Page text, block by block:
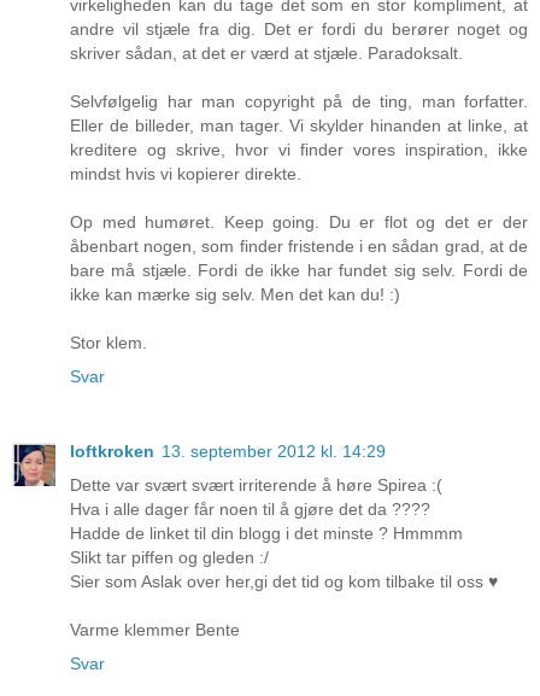
virkeligheden kan du tage det som en stor kompliment, at
andre vil stjæle fra dig. Det er fordi du berører noget og
skriver sådan, at det er værd at stjæle. Paradoksalt.
Selvfølgelig har man copyright på de ting, man forfatter.
Eller de billeder, man tager. Vi skylder hinanden at linke, at
kreditere og skrive, hvor vi finder vores inspiration, ikke
mindst hvis vi kopierer direkte.
Op med humøret. Keep going. Du er flot og det er der
åbenbart nogen, som finder fristende i en sådan grad, at de
bare må stjæle. Fordi de ikke har fundet sig selv. Fordi de
ikke kan mærke sig selv. Men det kan du! :)
Stor klem.
Svar
loftkroken 13. september 2012 kl. 14:29
Dette var svært svært irriterende å høre Spirea :(
Hva i alle dager får noen til å gjøre det da ????
Hadde de linket til din blogg i det minste ? Hmmmm
Slikt tar piffen og gleden :/
Sier som Aslak over her,gi det tid og kom tilbake til oss ♥
Varme klemmer Bente
Svar